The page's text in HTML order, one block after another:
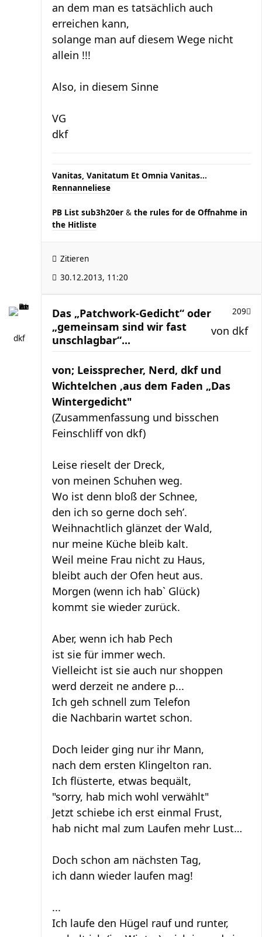
an dem man es tatsächlich auch
erreichen kann,
solange man auf diesem Wege nicht
allein !!!
Also, in diesem Sinne
VG
dkf
Vanitas, Vanitatum Et Omnia Vanitas...
Rennanneliese
PB List sub3h20er & the rules for de Offnahme in
the Hitliste
Zitieren
30.12.2013, 11:20
dkf
Das „Patchwork-Gedicht“ oder
„gemeinsam sind wir fast
unschlagbar“...
209
von dkf
von; Leissprecher, Nerd, dkf und
Wichtelchen ,aus dem Faden „Das
Wintergedicht"
(Zusammenfassung und bisschen
Feinschliff von dkf)
Leise rieselt der Dreck,
von meinen Schuhen weg.
Wo ist denn bloß der Schnee,
den ich so gerne doch seh’.
Weihnachtlich glänzet der Wald,
nur meine Küche bleib kalt.
Weil meine Frau nicht zu Haus,
bleibt auch der Ofen heut aus.
Morgen (wenn ich hab` Glück)
kommt sie wieder zurück.
Aber, wenn ich hab Pech
ist sie für immer wech.
Vielleicht ist sie auch nur shoppen
werd derzeit ne andere p...
Ich geh schnell zum Telefon
die Nachbarin wartet schon.
Doch leider ging nur ihr Mann,
nach dem ersten Klingelton ran.
Ich flüsterte, etwas bequält,
"sorry, hab mich wohl verwählt"
Jetzt schiebe ich erst einmal Frust,
hab nicht mal zum Laufen mehr Lust…
Doch schon am nächsten Tag,
ich dann wieder laufen mag!
...
Ich laufe den Hügel rauf und runter,